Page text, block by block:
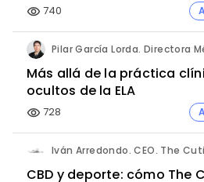
visibility 740
Pilar García Lorda. Directora
Más allá de la práctica
ocultos de la ELA
visibility 728
Iván Arredondo. CEO. The
CBD y deporte: cómo The